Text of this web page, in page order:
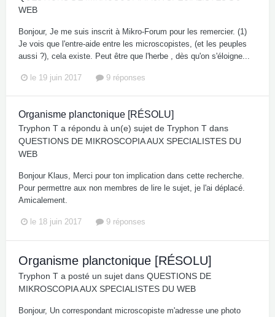
WEB
Bonjour, Je me suis inscrit à Mikro-Forum pour les remercier. (1)
Je vois que l'entre-aide entre les microscopistes, (et les peuples
aussi ?), cela existe. Peut être que l'herbe , dès qu'on s'éloigne...
le 19 juin 2017 9 réponses
Organisme planctonique [RÉSOLU]
Tryphon T a répondu à un(e) sujet de Tryphon T dans
QUESTIONS DE MIKROSCOPIA AUX SPECIALISTES DU
WEB
Bonjour Klaus, Merci pour ton implication dans cette recherche.
Pour permettre aux non membres de lire le sujet, je l'ai déplacé.
Amicalement.
le 18 juin 2017 9 réponses
Organisme planctonique [RÉSOLU]
Tryphon T a posté un sujet dans QUESTIONS DE
MIKROSCOPIA AUX SPECIALISTES DU WEB
Bonjour, Un correspondant microscopiste m'adresse une photo